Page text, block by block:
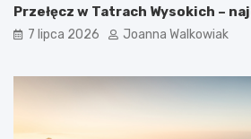
Przełęcz w Tatrach Wysokich –
7 lipca 2026 Joanna Walkowiak